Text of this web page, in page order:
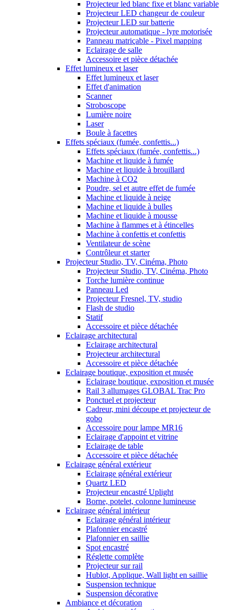
Projecteur led blanc fixe et blanc variable
Projecteur LED changeur de couleur
Projecteur LED sur batterie
Projecteur automatique - lyre motorisée
Panneau matriçable - Pixel mapping
Eclairage de salle
Accessoire et pièce détachée
Effet lumineux et laser
Effet lumineux et laser
Effet d'animation
Scanner
Stroboscope
Lumière noire
Laser
Boule à facettes
Effets spéciaux (fumée, confettis...)
Effets spéciaux (fumée, confettis...)
Machine et liquide à fumée
Machine et liquide à brouillard
Machine à CO2
Poudre, sel et autre effet de fumée
Machine et liquide à neige
Machine et liquide à bulles
Machine et liquide à mousse
Machine à flammes et à étincelles
Machine à confettis et confettis
Ventilateur de scène
Contrôleur et starter
Projecteur Studio, TV, Cinéma, Photo
Projecteur Studio, TV, Cinéma, Photo
Torche lumière continue
Panneau Led
Projecteur Fresnel, TV, studio
Flash de studio
Statif
Accessoire et pièce détachée
Eclairage architectural
Eclairage architectural
Projecteur architectural
Accessoire et pièce détachée
Eclairage boutique, exposition et musée
Eclairage boutique, exposition et musée
Rail 3 allumages GLOBAL Trac Pro
Ponctuel et projecteur
Cadreur, mini découpe et projecteur de
gobo
Accessoire pour lampe MR16
Eclairage d'appoint et vitrine
Eclairage de table
Accessoire et pièce détachée
Eclairage général extérieur
Eclairage général extérieur
Quartz LED
Projecteur encastré Uplight
Borne, potelet, colonne lumineuse
Eclairage général intérieur
Eclairage général intérieur
Plafonnier encastré
Plafonnier en saillie
Spot encastré
Réglette complète
Projecteur sur rail
Hublot, Applique, Wall light en saillie
Suspension technique
Suspension décorative
Ambiance et décoration